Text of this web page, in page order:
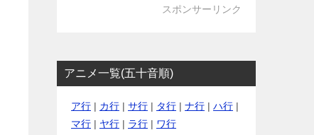
スポンサーリンク
アニメ一覧(五十音順)
ア行 | カ行 | サ行 | タ行 | ナ行 | ハ行 |
マ行 | ヤ行 | ラ行 | ワ行